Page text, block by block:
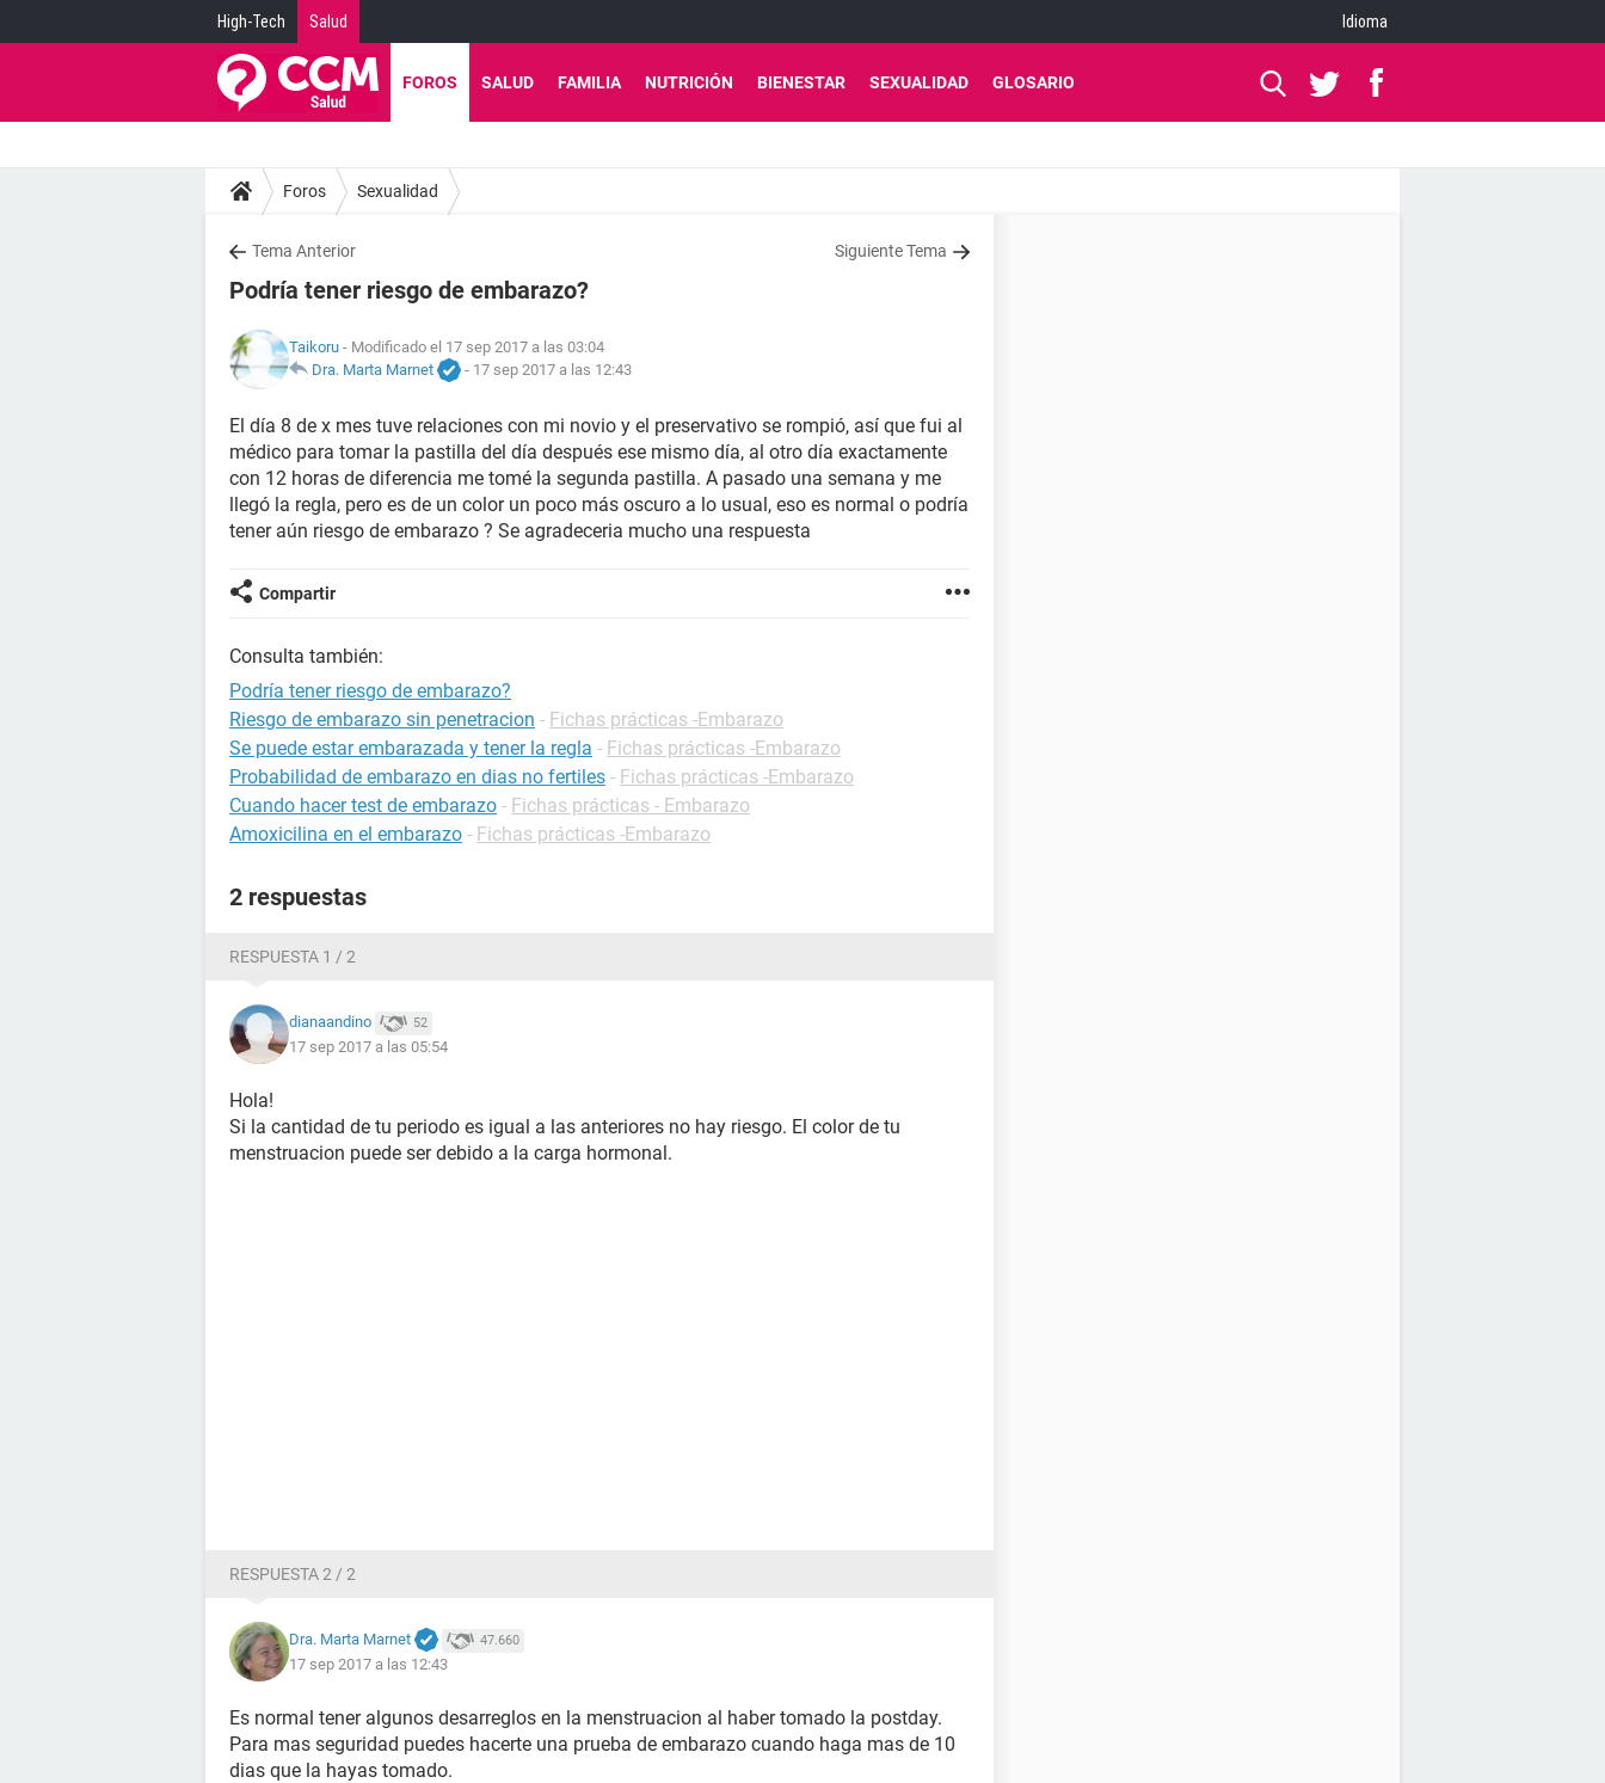
High-Tech Salud Idioma
FOROS SALUD FAMILIA NUTRICIÓN BIENESTAR SEXUALIDAD GLOSARIO
Foros Sexualidad
Tema Anterior Siguiente Tema
Podría tener riesgo de embarazo?
Taikoru - Modificado el 17 sep 2017 a las 03:04
Dra. Marta Marnet
- 17 sep 2017 a las 12:43
El día 8 de x mes tuve relaciones con mi novio y el preservativo se rompió, así que fui al
médico para tomar la pastilla del día después ese mismo día, al otro día exactamente
con 12 horas de diferencia me tomé la segunda pastilla. A pasado una semana y me
llegó la regla, pero es de un color un poco más oscuro a lo usual, eso es normal o podría
tener aún riesgo de embarazo ? Se agradeceria mucho una respuesta
Compartir
Consulta también:
Podría tener riesgo de embarazo?
Riesgo de embarazo sin penetracion - Fichas prácticas -Embarazo
Se puede estar embarazada y tener la regla - Fichas prácticas -Embarazo
Probabilidad de embarazo en dias no fertiles - Fichas prácticas -Embarazo
Cuando hacer test de embarazo - Fichas prácticas - Embarazo
Amoxicilina en el embarazo - Fichas prácticas -Embarazo
2 respuestas
RESPUESTA 1 / 2
dianaandino 52
17 sep 2017 a las 05:54
Hola!
Si la cantidad de tu periodo es igual a las anteriores no hay riesgo. El color de tu
menstruacion puede ser debido a la carga hormonal.
RESPUESTA 2 / 2
Dra. Marta Marnet 47.660
17 sep 2017 a las 12:43
Es normal tener algunos desarreglos en la menstruacion al haber tomado la postday.
Para mas seguridad puedes hacerte una prueba de embarazo cuando haga mas de 10
dias que la hayas tomado.